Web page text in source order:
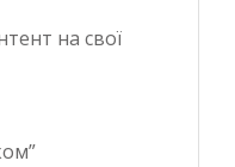
на свої